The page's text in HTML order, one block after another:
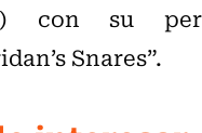
con su
Snares”.